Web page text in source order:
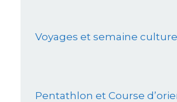
Voyages et semaine
Pentathlon et Course